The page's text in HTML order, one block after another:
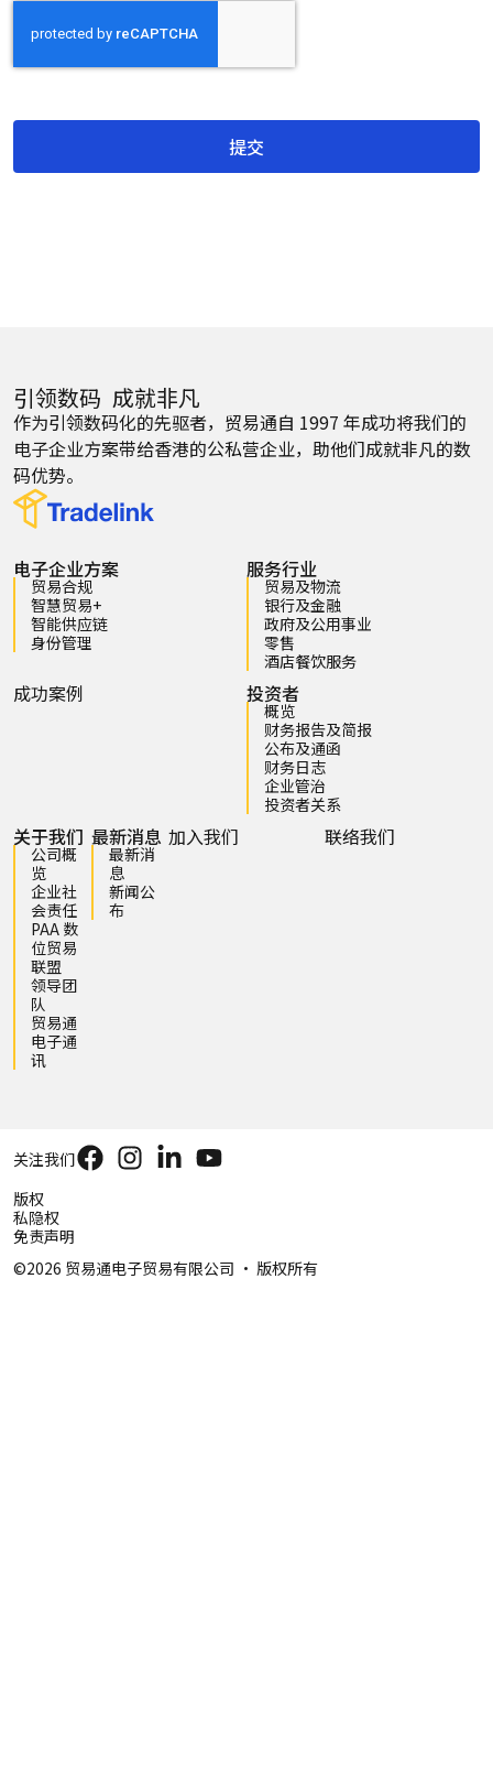
提交
引领数码 成就非凡
作为引领数码化的先驱者，贸易通自 1997 年成功将我们的
电子企业方案带给香港的公私营企业，助他们成就非凡的数
码优势。
电子企业方案
贸易合规
智慧贸易+
智能供应链
身份管理
服务行业
贸易及物流
银行及金融
政府及公用事业
零售
酒店餐饮服务
成功案例 投资者
概览
财务报告及简报
公布及通函
财务日志
企业管治
投资者关系
关于我们
公司概
览
企业社
会责任
PAA 数
位贸易
联盟
领导团
队
贸易通
电子通
讯
最新消息
最新消
息
新闻公
布
加入我们 联络我们
©2026 贸易通电子贸易有限公司 ‧ 版权所有
版权
私隐权
免责声明
关注我们